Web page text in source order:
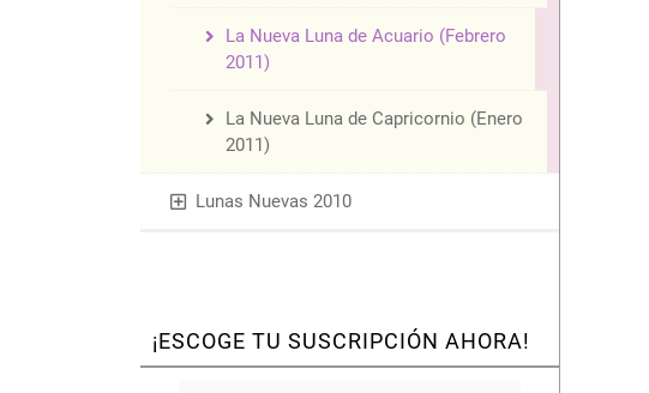
La Nueva Luna de Acuario (Febrero
2011)
La Nueva Luna de Capricornio (Enero
2011)
Lunas Nuevas 2010
¡ESCOGE TU SUSCRIPCIÓN AHORA!